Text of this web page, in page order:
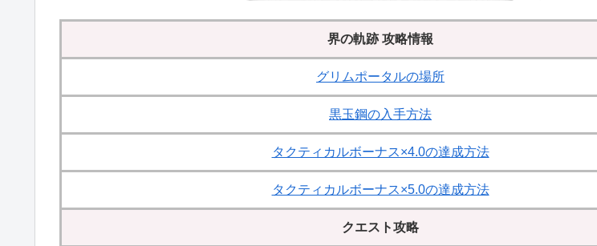
界の軌跡 攻略情報
グリムポータルの場所
黒玉鋼の入手方法
タクティカルボーナス×4.0の達成方法
タクティカルボーナス×5.0の達成方法
クエスト攻略